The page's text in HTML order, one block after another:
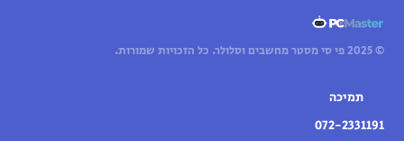
© 2025 פי סי מסטר מחשבים וסלולר. כל הזכויות שמורות.
תמיכה
072-2331191